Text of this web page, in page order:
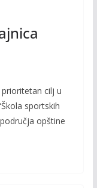
cilj u
sportskih
opštine